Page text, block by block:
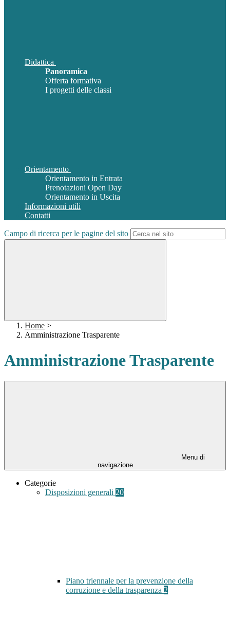
Didattica
Panoramica
Offerta formativa
I progetti delle classi
Orientamento
Orientamento in Entrata
Prenotazioni Open Day
Orientamento in Uscita
Informazioni utili
Contatti
Campo di ricerca per le pagine del sito
Home >
Amministrazione Trasparente
Amministrazione Trasparente
Menu di
navigazione
Categorie
Disposizioni generali 20
Piano triennale per la prevenzione della
corruzione e della trasparenza 2